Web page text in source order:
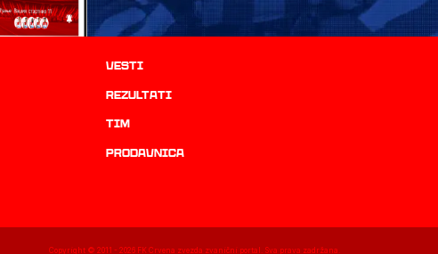
Vesti
rezultati
TIM
prodavnica
Copyright © 2011 -2026 FK Crvena zvezda zvanični portal. Sva prava zadržana.